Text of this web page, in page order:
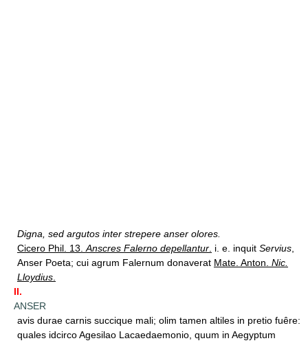
Digna, sed argutos inter strepere anser olores.
Cicero Phil. 13. Anscres Falerno depellantur i. e. inquit Servius
Anser Poeta; cui agrum Falernum donaverat Mate. Anton. Nic.
Lloydius
II.
ANSER
avis durae carnis succique mali; olim tamen altiles in pretio fuêre:
quales idcirco Agesilao Lacaedaemonio, quum in Aegyptum